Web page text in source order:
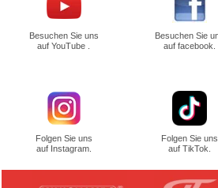
Besuchen Sie uns
auf YouTube .
Besuchen Sie
auf facebook.
Folgen Sie uns
auf Instagram.
Folgen Sie uns
auf TikTok.